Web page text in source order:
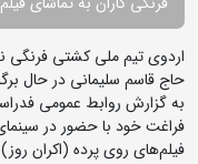
اردوی تیم ملی کشتی فرنگی
حاج قاسم سلیمانی در حال
به گزارش روابط عمومی
فراغت خود با حضور در
فیلم‌های روی پرده (اکران